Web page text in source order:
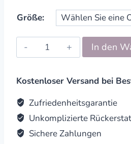
Größe:
Ohrstecker
Edelstein
Lapislazuli
In den
Kostenloser Versand bei
Zufriedenheitsgarantie
Unkomplizierte
Sichere Zahlungen